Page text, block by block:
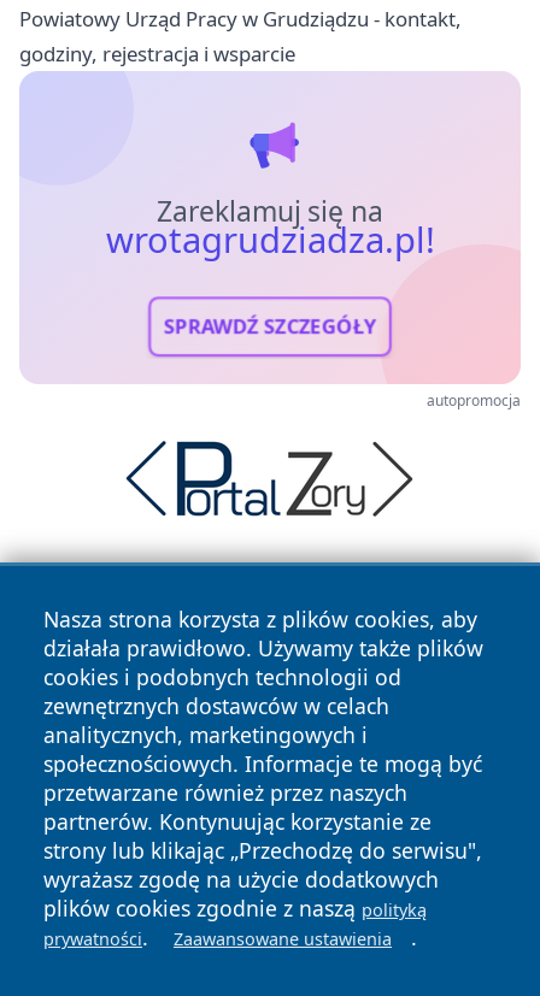
Powiatowy Urząd Pracy w Grudziądzu - kontakt,
godziny, rejestracja i wsparcie
Zareklamuj się na
wrotagrudziadza.pl!
SPRAWDŹ SZCZEGÓŁY
autopromocja
Nasza strona korzysta z plików cookies, aby
działała prawidłowo. Używamy także plików
cookies i podobnych technologii od
zewnętrznych dostawców w celach
analitycznych, marketingowych i
społecznościowych. Informacje te mogą być
przetwarzane również przez naszych
partnerów. Kontynuując korzystanie ze
strony lub klikając „Przechodzę do serwisu",
wyrażasz zgodę na użycie dodatkowych
plików cookies zgodnie z naszą polityką
prywatności. Zaawansowane ustawienia .
Copyright © 2026 wrotagrudziadza.pl Wszystkie prawa
zastrzeżone.
News Autorzy
Polityka
Prywatności
Polityka
Cookies